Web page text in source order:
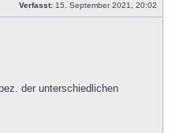
Verfasst: 15. September 2021, 20:02
der unterschiedlichen